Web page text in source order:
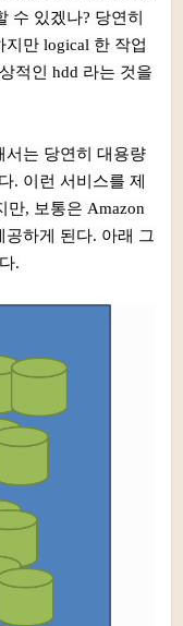
수 있겠나? 당연히
만 logical 한 작업
적인 hdd 라는 것을
서는 당연히 대용량
. 이런 서비스를 제
만, 보통은 Amazon
하게 된다. 아래 그
.